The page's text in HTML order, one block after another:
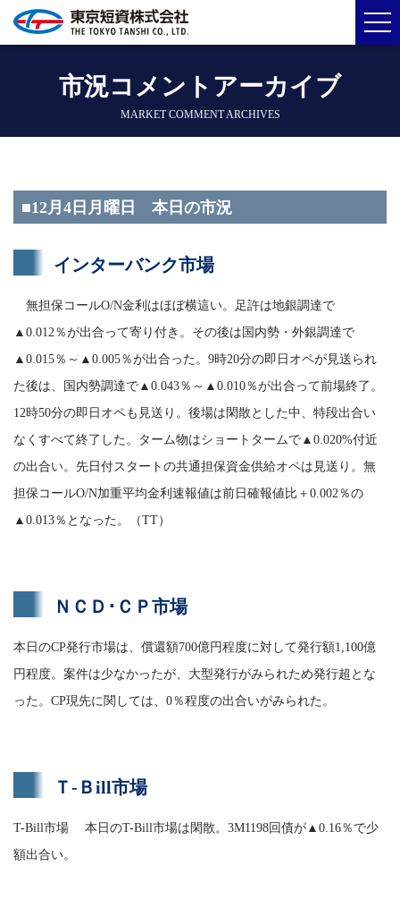
市況コメントアーカイブ
MARKET COMMENT ARCHIVES
■12月4日月曜日 本日の市況
インターバンク市場
無担保コールO/N金利はほぼ横這い。足許は地銀調達で
▲0.012％が出合って寄り付き。その後は国内勢・外銀調達で
▲0.015％～▲0.005％が出合った。9時20分の即日オペが見送られ
た後は、国内勢調達で▲0.043％～▲0.010％が出合って前場終了。
12時50分の即日オペも見送り。後場は閑散とした中、特段出合い
なくすべて終了した。ターム物はショートタームで▲0.020%付近
の出合い。先日付スタートの共通担保資金供給オペは見送り。無
担保コールO/N加重平均金利速報値は前日確報値比＋0.002％の
▲0.013％となった。（TT）
ＮＣＤ･ＣＰ市場
本日のCP発行市場は、償還額700億円程度に対して発行額1,100億
円程度。案件は少なかったが、大型発行がみられため発行超とな
った。CP現先に関しては、0％程度の出合いがみられた。
Ｔ-Ｂill市場
T-Bill市場 本日のT-Bill市場は閑散。3M1198回債が▲0.16％で少
額出合い。